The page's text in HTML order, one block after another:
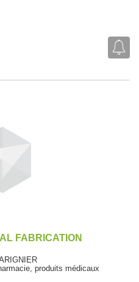
FABRICATION
produits médicaux